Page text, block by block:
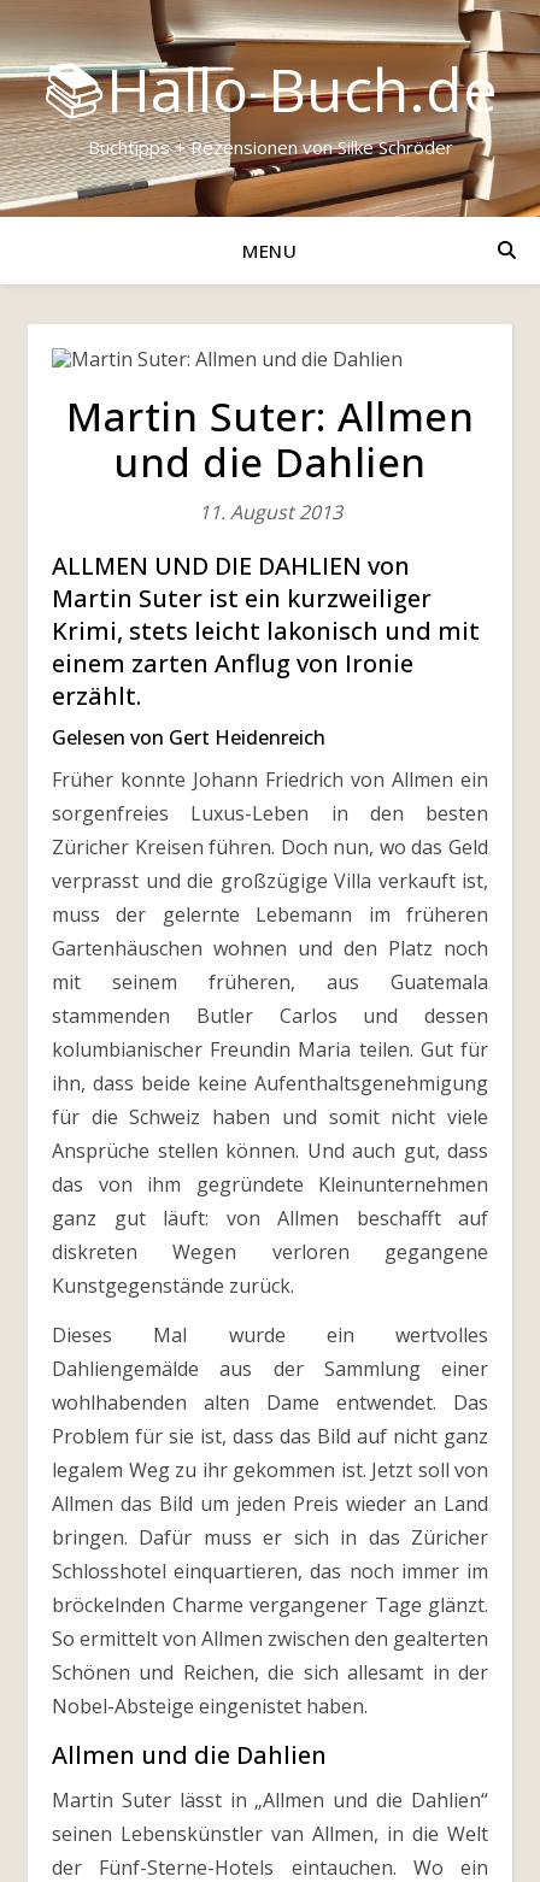
📚Hallo-Buch.de
Buchtipps + Rezensionen von Silke Schröder
MENU
Martin Suter: Allmen
und die Dahlien
11. August 2013
ALLMEN UND DIE DAHLIEN von
Martin Suter ist ein kurzweiliger
Krimi, stets leicht lakonisch und mit
einem zarten Anflug von Ironie
erzählt.
Gelesen von Gert Heidenreich
Früher konnte Johann Friedrich von Allmen ein
sorgenfreies Luxus-Leben in den besten
Züricher Kreisen führen. Doch nun, wo das Geld
verprasst und die großzügige Villa verkauft ist,
muss der gelernte Lebemann im früheren
Gartenhäuschen wohnen und den Platz noch
mit seinem früheren, aus Guatemala
stammenden Butler Carlos und dessen
kolumbianischer Freundin Maria teilen. Gut für
ihn, dass beide keine Aufenthaltsgenehmigung
für die Schweiz haben und somit nicht viele
Ansprüche stellen können. Und auch gut, dass
das von ihm gegründete Kleinunternehmen
ganz gut läuft: von Allmen beschafft auf
diskreten Wegen verloren gegangene
Kunstgegenstände zurück.
Dieses Mal wurde ein wertvolles
Dahliengemälde aus der Sammlung einer
wohlhabenden alten Dame entwendet. Das
Problem für sie ist, dass das Bild auf nicht ganz
legalem Weg zu ihr gekommen ist. Jetzt soll von
Allmen das Bild um jeden Preis wieder an Land
bringen. Dafür muss er sich in das Züricher
Schlosshotel einquartieren, das noch immer im
bröckelnden Charme vergangener Tage glänzt.
So ermittelt von Allmen zwischen den gealterten
Schönen und Reichen, die sich allesamt in der
Nobel-Absteige eingenistet haben.
Allmen und die Dahlien
Martin Suter lässt in „Allmen und die Dahlien“
seinen Lebenskünstler van Allmen, in die Welt
der Fünf-Sterne-Hotels eintauchen. Wo ein